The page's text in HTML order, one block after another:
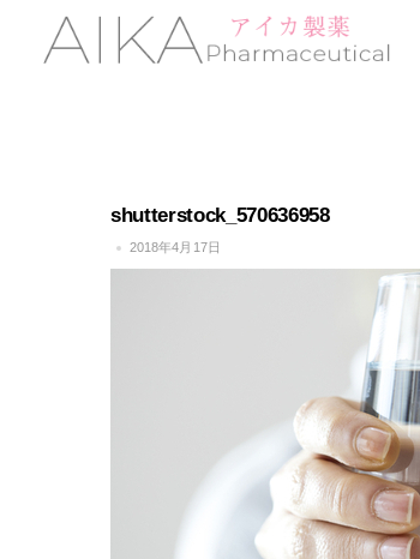
content
Menu
shutterstock_570636958
2018年4月17日